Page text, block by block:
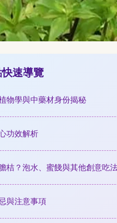
速導覽
物學與中藥材身份揭秘
功效解析
桔？泡水、蜜餞與其他創意吃
與注意事項